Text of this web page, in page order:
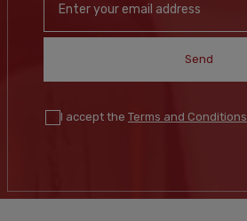
Send
I accept the Terms and Conditions